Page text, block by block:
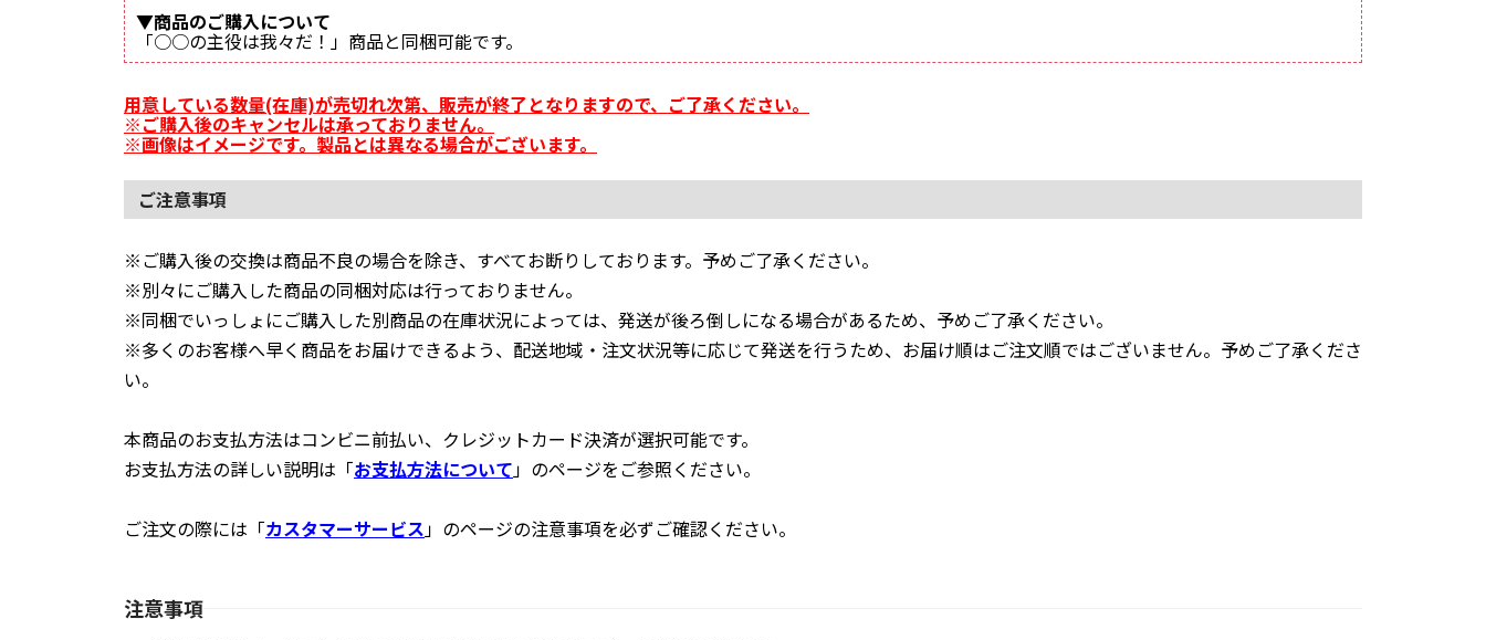
▼商品のご購入について
「○○の主役は我々だ！」商品と同梱可能です。
用意している数量(在庫)が売切れ次第、販売が終了となりますので、ご了承ください。
※ご購入後のキャンセルは承っておりません。
※画像はイメージです。製品とは異なる場合がございます。
ご注意事項
※ご購入後の交換は商品不良の場合を除き、すべてお断りしております。予めご了承ください。
※別々にご購入した商品の同梱対応は行っておりません。
※同梱でいっしょにご購入した別商品の在庫状況によっては、発送が後ろ倒しになる場合があるため、予めご了承ください。
※多くのお客様へ早く商品をお届けできるよう、配送地域・注文状況等に応じて発送を行うため、お届け順はご注文順ではございません。予めご了承くださ
い。
本商品のお支払方法はコンビニ前払い、クレジットカード決済が選択可能です。
お支払方法の詳しい説明は「お支払方法について」のページをご参照ください。
ご注文の際には「カスタマーサービス」のページの注意事項を必ずご確認ください。
注意事項